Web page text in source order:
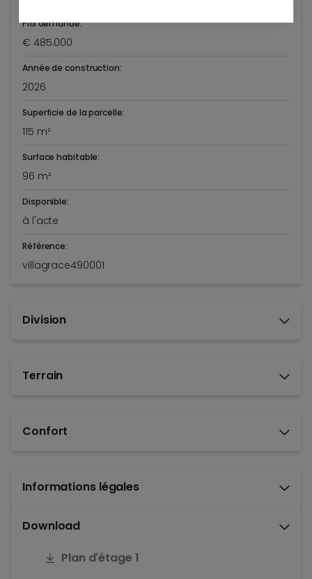
Prix demandé:
€ 485.000
Année de construction:
2026
Superficie de la parcelle:
115 m²
Surface habitable:
96 m²
Disponible:
à l'acte
Référence:
villagrace490001
Division
Terrain
Confort
Informations légales
Download
Plan d'étage 1